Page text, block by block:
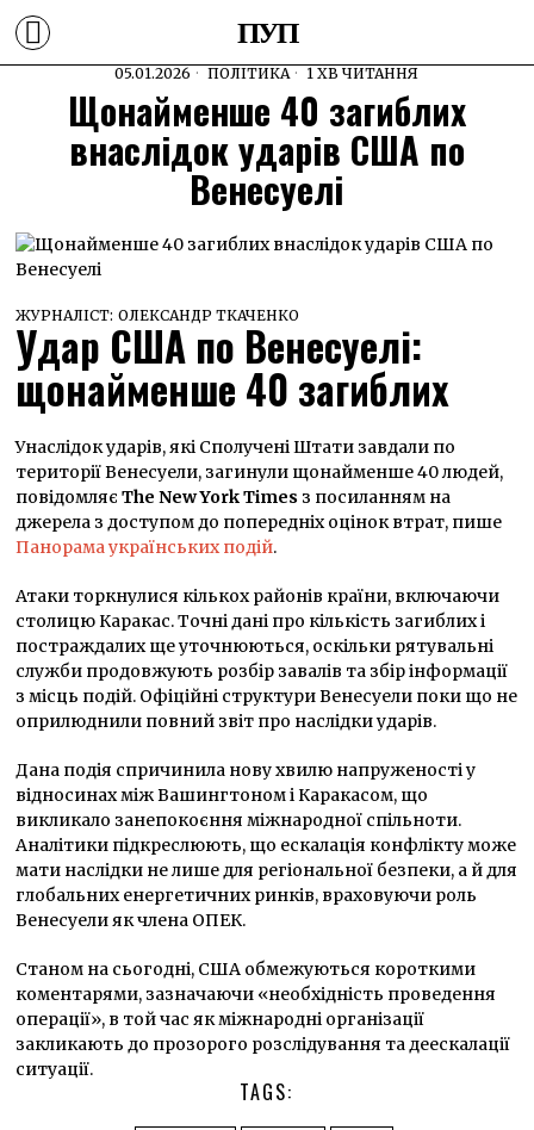
ПУП
05.01.2026 ПОЛІТИКА 1 ХВ ЧИТАННЯ
Щонайменше 40 загиблих
внаслідок ударів США по
Венесуелі
ЖУРНАЛІСТ: ОЛЕКСАНДР ТКАЧЕНКО
Удар США по Венесуелі:
щонайменше 40 загиблих
Унаслідок ударів, які Сполучені Штати завдали по
території Венесуели, загинули щонайменше 40 людей,
повідомляєThe New York Times з посиланням на
джерела з доступом до попередніх оцінок втрат, пише
Панорама українських подій.
Атаки торкнулися кількох районів країни, включаючи
столицю Каракас. Точні дані про кількість загиблих і
постраждалих ще уточнюються, оскільки рятувальні
служби продовжують розбір завалів та збір інформації
з місць подій. Офіційні структури Венесуели поки що не
оприлюднили повний звіт про наслідки ударів.
Дана подія спричинила нову хвилю напруженості у
відносинах між Вашингтоном і Каракасом, що
викликало занепокоєння міжнародної спільноти.
Аналітики підкреслюють, що ескалація конфлікту може
мати наслідки не лише для регіональної безпеки, а й для
глобальних енергетичних ринків, враховуючи роль
Венесуели як члена ОПЕК.
Станом на сьогодні, США обмежуються короткими
коментарями, зазначаючи «необхідність проведення
операції», в той час як міжнародні організації
закликають до прозорого розслідування та деескалації
ситуації.
TAGS: